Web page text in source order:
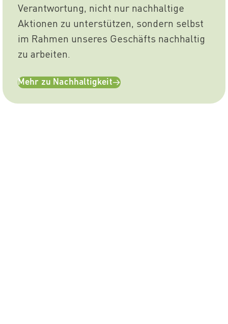
Verantwortung, nicht nur nachhaltige
Aktionen zu unterstützen, sondern selbst
im Rahmen unseres Geschäfts nachhaltig
zu arbeiten.
Mehr zu Nachhaltigkeit